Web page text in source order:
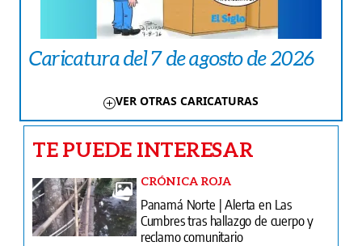
Caricatura del 7 de agosto de 2026
VER OTRAS CARICATURAS
TE PUEDE INTERESAR
CRÓNICA ROJA
Panamá Norte | Alerta en Las
Cumbres tras hallazgo de cuerpo y
reclamo comunitario